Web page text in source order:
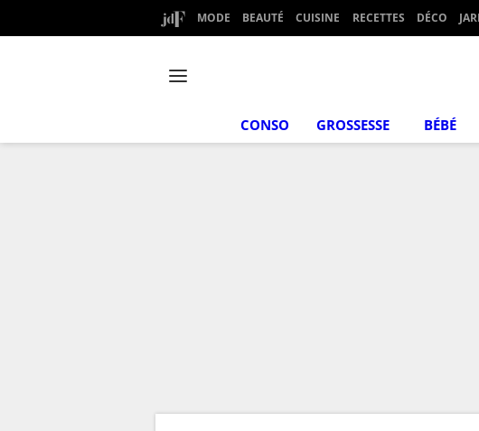
MODE BEAUTÉ CUISINE RECETTES DÉCO
CONSO GROSSESSE BÉBÉ